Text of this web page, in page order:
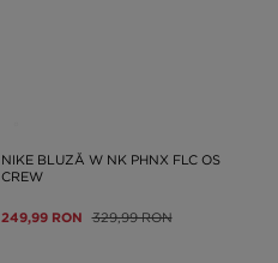
NIKE BLUZĂ W NK PHNX FLC OS
CREW
249,99 RON 329,99 RON